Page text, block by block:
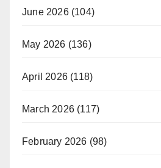
June 2026(104)
May 2026 (136)
April 2026 (118)
March 2026 (117)
February 2026 (98)